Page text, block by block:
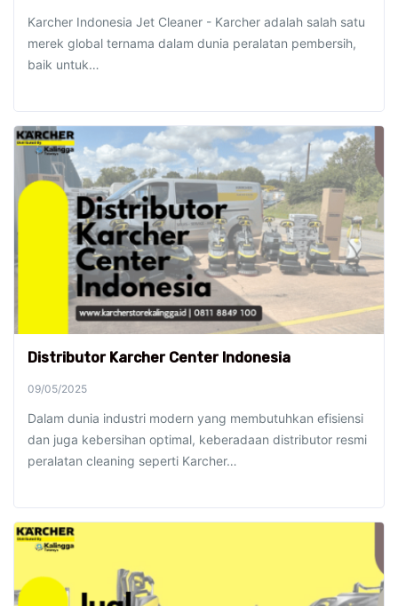
Karcher Indonesia Jet Cleaner - Karcher adalah salah satu
merek global ternama dalam dunia peralatan pembersih,
baik untuk…
Distributor Karcher Center Indonesia
09/05/2025
Dalam dunia industri modern yang membutuhkan efisiensi
dan juga kebersihan optimal, keberadaan distributor resmi
peralatan cleaning seperti Karcher…